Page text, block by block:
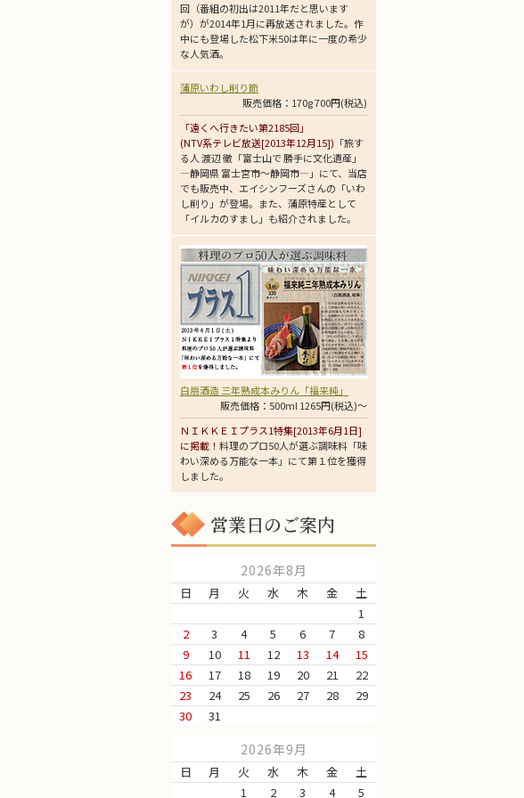
回（番組の初出は2011年だと思います
が）が2014年1月に再放送されました。作
中にも登場した松下米50は年に一度の希少
な人気酒。
蒲原いわし削り節
販売価格：170g 700円(税込)
「遠くへ行きたい第2185回」
(NTV系テレビ放送[2013年12月15]) 「旅す
る人 渡辺 徹「富士山で 勝手に文化遺産」
―静岡県 富士宮市～静岡市―」にて、当店
でも販売中、エイシンフーズさんの「いわ
し削り」が登場。また、蒲原特産として
「イルカのすまし」も紹介されました。
白扇酒造 三年熟成本みりん「福来純」
販売価格：500ml 1265円(税込)～
ＮＩＫＫＥＩプラス1特集[2013年6月1日]
に掲載！ 料理のプロ50人が選ぶ調味料「味
わい深める万能な一本」にて第１位を獲得
しました。
営業日のご案内
2026年8月
日 月 火 水 木 金
土
1
2
3 4 5 6 7
8
9
10 11 12 13 14
15
16
17 18 19 20 21
22
23
24 25 26 27 28
29
30
31
2026年9月
日 月 火 水 木 金
土
1
2 3 4 5